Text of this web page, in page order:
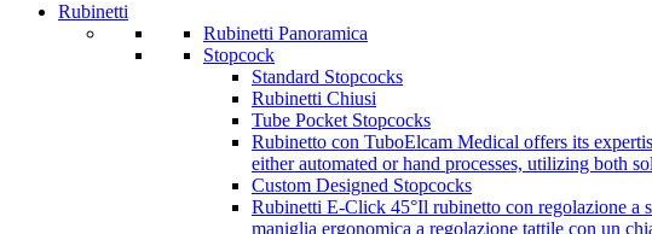
Rubinetti
Rubinetti Panoramica
Stopcock
Standard Stopcocks
Rubinetti Chiusi
Tube Pocket Stopcocks
Rubinetto con TuboElcam Medical offers its
either automated or hand processes, utilizing both
Custom Designed Stopcocks
Rubinetti E-Click 45°Il rubinetto con regolazione a
maniglia ergonomica a regolazione tattile con un